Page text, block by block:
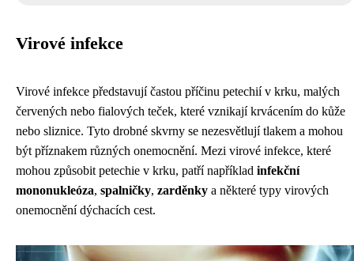
Virové infekce
Virové infekce představují častou příčinu petechií v krku, malých
červených nebo fialových teček, které vznikají krvácením do kůže
nebo sliznice. Tyto drobné skvrny se nezesvětlují tlakem a mohou
být příznakem různých onemocnění. Mezi virové infekce, které
mohou způsobit petechie v krku, patří například infekční
mononukleóza, spalničky, zarděnky a některé typy virových
onemocnění dýchacích cest.